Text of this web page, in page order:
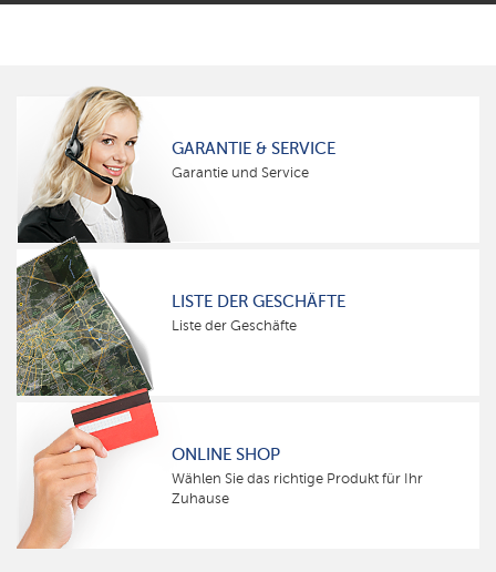
GARANTIE & SERVICE
Garantie und Service
LISTE DER GESCHÄFTE
Liste der Geschäfte
ONLINE SHOP
Wählen Sie das richtige Produkt für Ihr
Zuhause